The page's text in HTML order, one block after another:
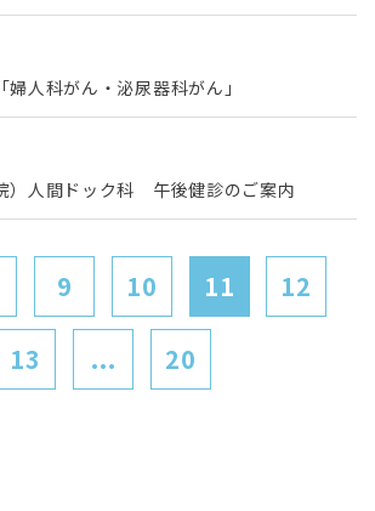
人科がん・泌尿器科がん」
）人間ドック科 午後健診のご案内
9 10 11 12
13 ... 20